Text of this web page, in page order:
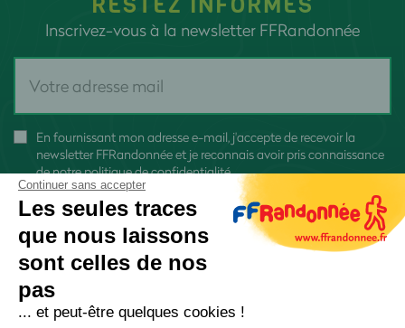
Inscrivez-vous à la newsletter FFRandonnée
En fournissant mon adresse e-mail, j'accepte de recevoir la
newsletter FFRandonnée et je reconnais avoir pris connaissance
denotre politique de confidentialité
Continuer sans accepter
Les seules traces
que nous laissons
sont celles de nos
pas
... et peut-être quelques cookies !